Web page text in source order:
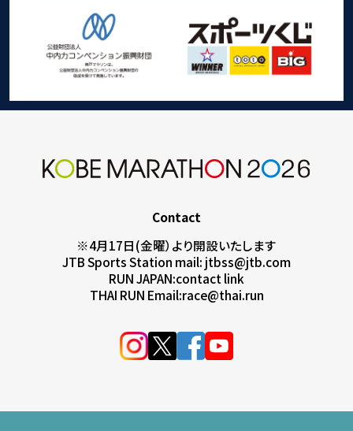
Contact
※4月17日(金曜）より開設いたします
JTB Sports Station mail: jtbss@jtb.com
RUN JAPAN:contact link
THAI RUN Email:race@thai.run